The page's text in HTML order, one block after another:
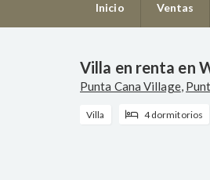
Inicio Ventas
Villa en renta en
Punta Cana Village,
Villa 4 dormitorios